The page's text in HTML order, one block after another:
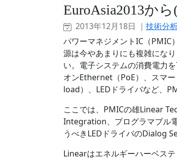
EuroAsia2013から
2013年12月18日 ｜ 技術分
パワーマネジメントIC（PMIC
源は今やあまりにも複雑にな
い。電子システムの消費電力
オンEthernet（PoE）、スマ
load）、LEDドライバなど、
ここでは、PMICの雄Linear
Integration、プログラマブル
うべきLEDドライバのDialog
Linearはエネルギーハーベス